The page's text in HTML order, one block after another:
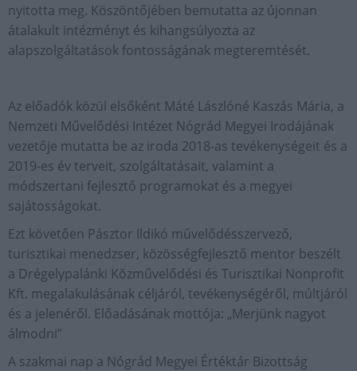
nyitotta meg. Köszöntőjében bemutatta az újonnan
átalakult intézményt és kihangsúlyozta az
alapszolgáltatások fontosságának megteremtését.
Az előadók közül elsőként Máté Lászlóné Kaszás Mária, a
Nemzeti Művelődési Intézet Nógrád Megyei Irodájának
vezetője mutatta be az iroda 2018-as tevékenységeit és a
2019-es év terveit, szolgáltatásait, valamint a
módszertani fejlesztő programokat és a megyei
sajátosságokat.
Ezt követően Pásztor Ildikó művelődésszervező,
turisztikai menedzser, közösségfejlesztő mentor beszélt
a Drégelypalánki Közművelődési és Turisztikai Nonprofit
Kft. megalakulásának céljáról, tevékenységéről, múltjáról
és a jelenéről. Előadásának mottója: „Merjünk nagyot
álmodni”
A szakmai nap a Nógrád Megyei Értéktár Bizottság